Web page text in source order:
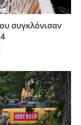
συγκλόνισαν